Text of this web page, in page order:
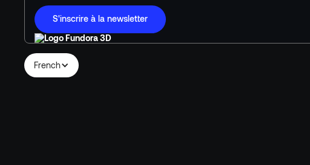
S'inscrire à la newsletter
French